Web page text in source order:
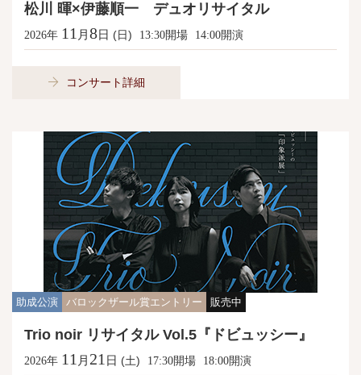
松川 暉×伊藤順一 デュオリサイタル
2026年 11 月8日 (日) 13:30開場 14:00開演
コンサート詳細
助成公演 バロックザール賞エントリー 販売中
Trio noir リサイタル Vol.5『ドビュッシー』
2026年 11 月 21 日 (土) 17:30開場 18:00開演